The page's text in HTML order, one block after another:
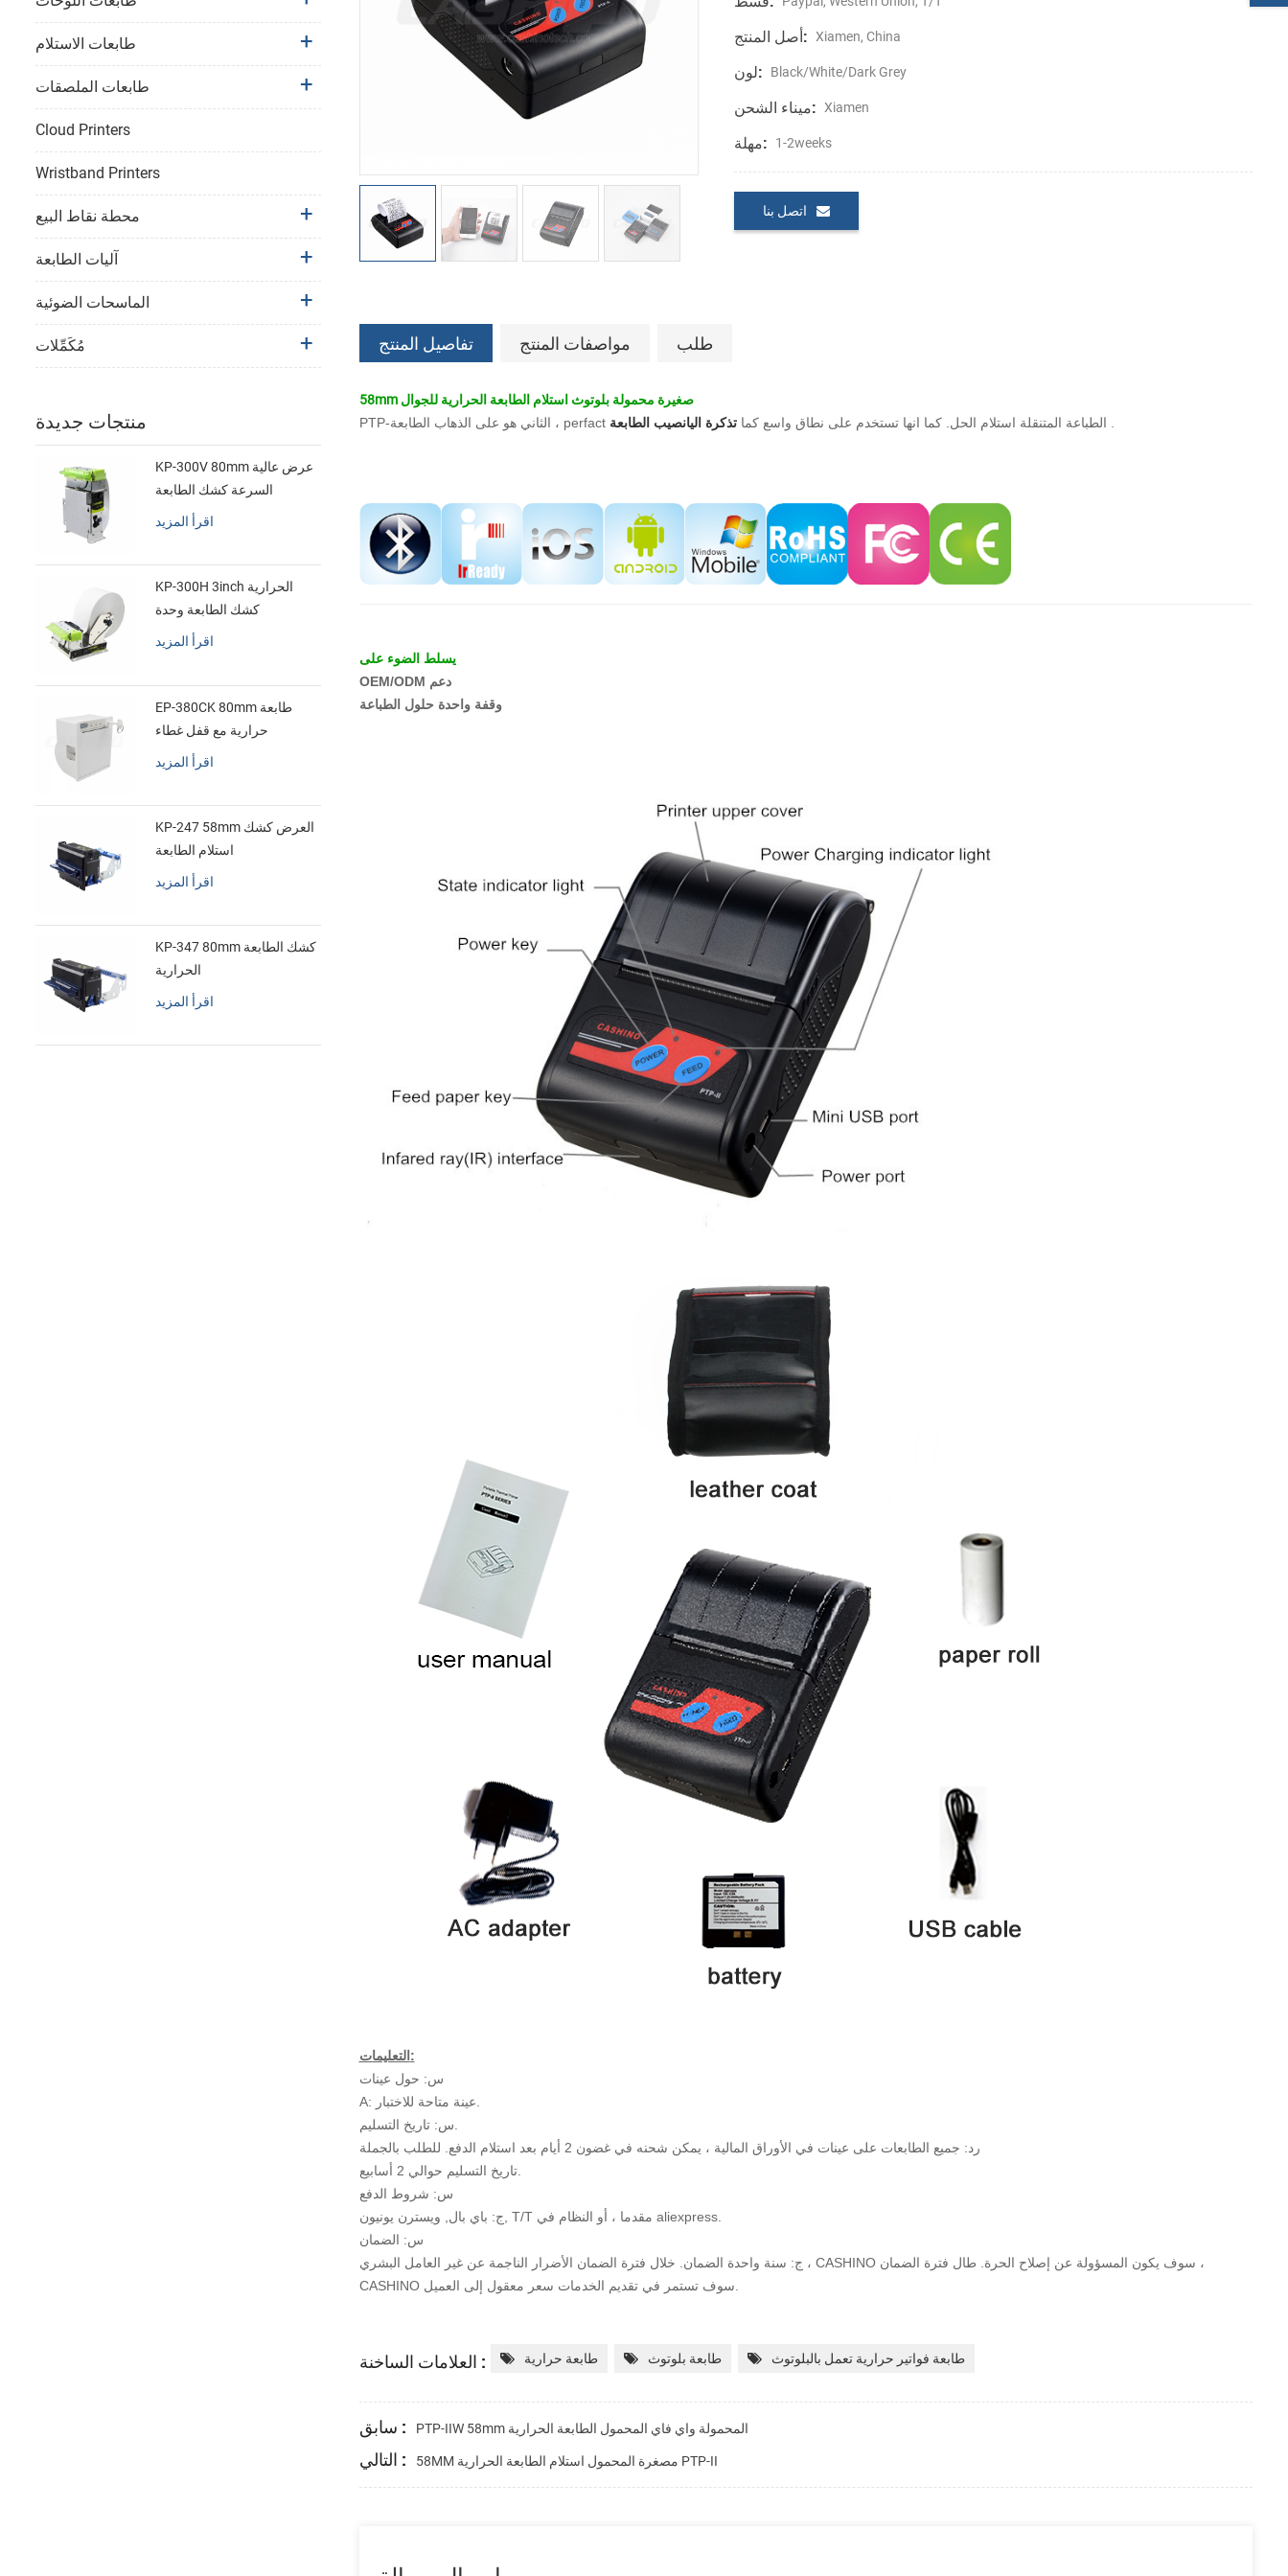
أصل المنتج: Xiamen, China
لون: Black/White/Dark Grey
ميناء الشحن: Xiamen
مهلة: 1-2weeks
اتصل بنا
تفاصيل المنتج مواصفات المنتج طلب
58mm صغيرة محمولة بلوتوث استلام الطابعة الحرارية للجوال
PTP-الثاني هو على الذهاب الطابعة ، perfact الطباعة المتنقلة استلام الحل. كما انها تستخدم على نطاق واسع كما تذكرة اليانصيب الطابعة
يسلط الضوء على
OEM/ODM دعم
وقفة واحدة حلول الطباعة
التعليمات:
س: حول عينات
رد: جميع الطابعات على عينات في الأوراق المالية ، يمكن شحنه في غضون 2 أيام بعد استلام الدفع. للطلب بالجملة
تاريخ التسليم حوالي 2 أسابيع.
س: شروط الدفع
ج: باي بال, ويسترن يونيون, T/T مقدما ، أو النظام في aliexpress.
س: الضمان
ج: سنة واحدة الضمان. خلال فترة الضمان الأضرار الناجمة عن غير العامل البشري ، CASHINO سوف يكون المسؤولة عن إصلاح الحرة. طال فترة الضمان ،
CASHINO سوف تستمر في تقديم الخدمات
العلامات الساخنة : طابعة حرارية طابعة بلوتوث طابعة فواتير حرارية تعمل بالبلوتوث
سابق : PTP-IIW 58mm المحمولة واي فاي المحمول الطابعة الحرارية
التالي : 58MM مصغرة المحمول استلام الطابعة الحرارية PTP-II
طابعات الاستلام
طابعات الملصقات
Cloud Printers
Wristband Printers
محطة نقاط البيع
آليات الطابعة
الماسحات الضوئية
مُكَمِّلات
منتجات جديدة
KP-300V 80mm عرض عالية
السرعة كشك الطابعة
الحرارية
اقرأ المزيد
KP-300H 3inch الحرارية
كشك الطابعة وحدة
اقرأ المزيد
EP-380CK 80mm طابعة
حرارية مع قفل غطاء
اقرأ المزيد
KP-247 58mm العرض كشك
استلام الطابعة
اقرأ المزيد
KP-347 80mm كشك الطابعة
الحرارية
اقرأ المزيد